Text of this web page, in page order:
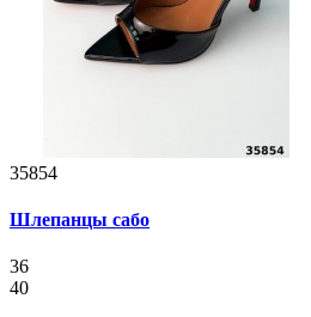
35854
Шлепанцы сабо
36
40